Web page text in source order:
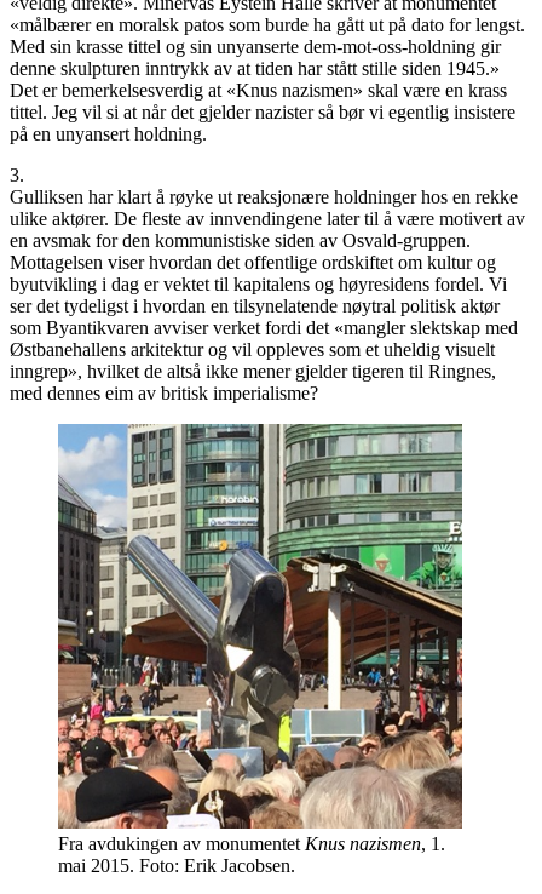
«målbærer en moralsk patos som burde ha gått ut på dato for lengst.
Med sin krasse tittel og sin unyanserte dem-mot-oss-holdning gir
denne skulpturen inntrykk av at tiden har stått stille siden 1945.»
Det er bemerkelsesverdig at «Knus nazismen» skal være en krass
tittel. Jeg vil si at når det gjelder nazister så bør vi egentlig insistere
på en unyansert holdning.
3.
Gulliksen har klart å røyke ut reaksjonære holdninger hos en rekke
ulike aktører. De fleste av innvendingene later til å være motivert av
en avsmak for den kommunistiske siden av Osvald-gruppen.
Mottagelsen viser hvordan det offentlige ordskiftet om kultur og
byutvikling i dag er vektet til kapitalens og høyresidens fordel. Vi
ser det tydeligst i hvordan en tilsynelatende nøytral politisk aktør
som Byantikvaren avviser verket fordi det «mangler slektskap med
Østbanehallens arkitektur og vil oppleves som et uheldig visuelt
inngrep», hvilket de altså ikke mener gjelder tigeren til Ringnes,
med dennes eim av britisk imperialisme?
Fra avdukingen av monumentet Knus nazismen, 1.
mai 2015. Foto: Erik Jacobsen.